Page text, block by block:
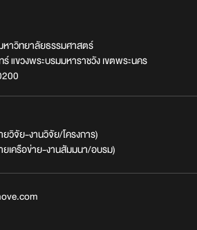
าวิทยาลัยธรรมศาสตร์
แขวงพระบรมมหาราชวัง เขตพระนคร
จัย-งานวิจัย/โครงการ)
เครือข่าย-งานสัมมนา/อบรม)